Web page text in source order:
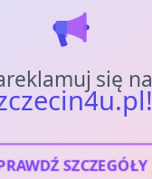
się na
SZCZEGÓŁY